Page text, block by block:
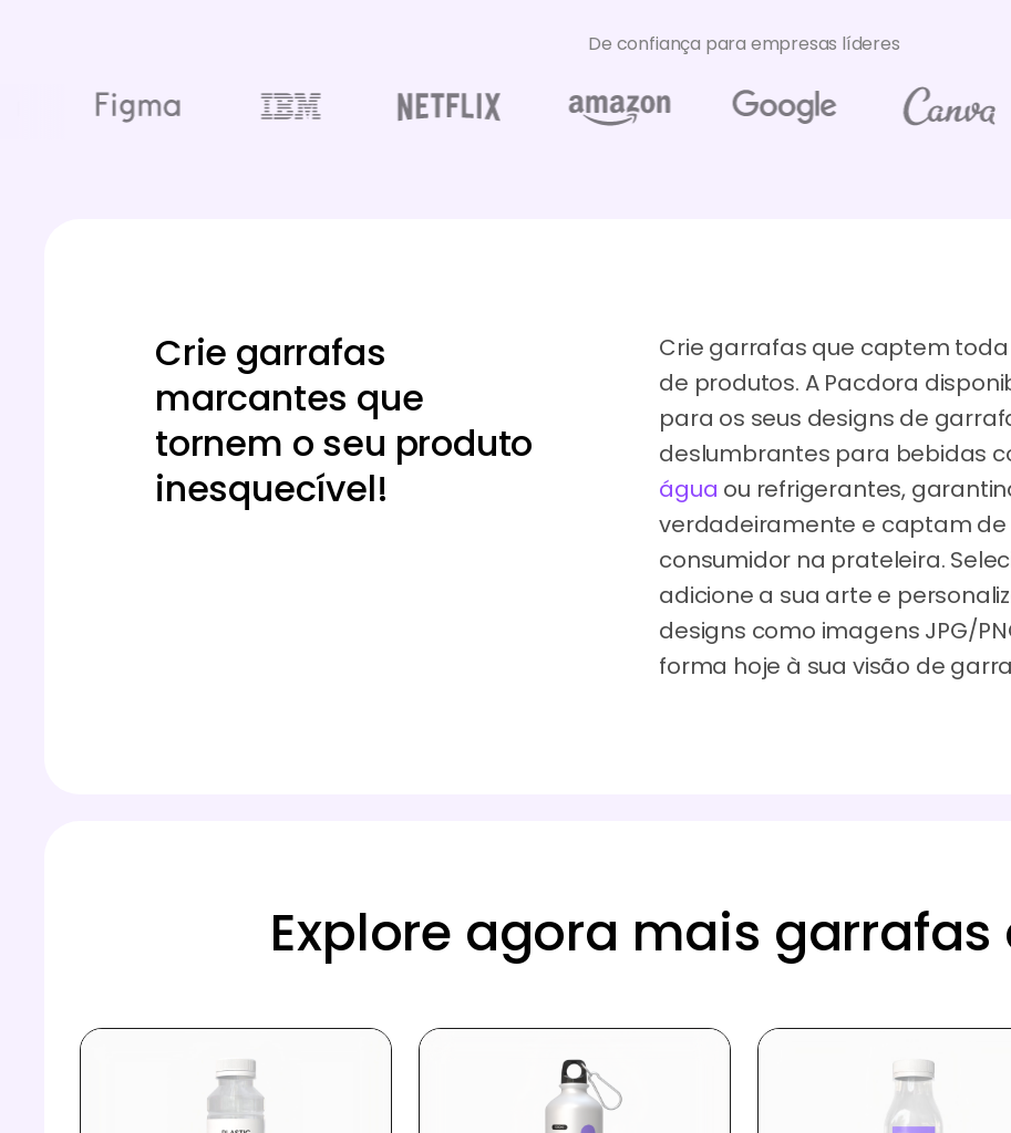
De confiança para empresas líderes
Crie garrafas
marcantes que
tornem o seu produto
inesquecível!
Crie garrafas que captem
de produtos. A Pacdora
para os seus designs de
deslumbrantes para bebidas
água ou refrigerantes,
verdadeiramente e captam
consumidor na prateleira.
adicione a sua arte e
designs como imagens JPG/
forma hoje à sua visão de
Explore agora mais garrafas